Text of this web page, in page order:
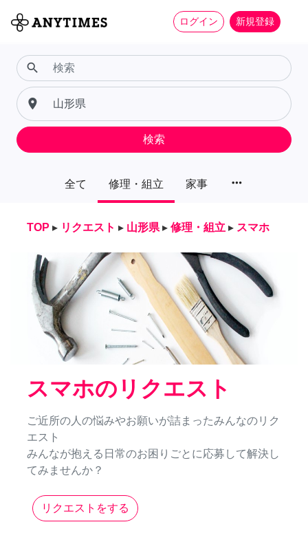
ログイン 新規登録
全て 修理・組立 家事 more_horiz
search
place
検索
TOP ▸ リクエスト ▸ 山形県 ▸ 修理・組立 ▸ スマホ
スマホのリクエスト
ご近所の人の悩みやお願いが詰まったみんなのリク
エスト
みんなが抱える日常のお困りごとに応募して解決し
てみませんか？
リクエストをする